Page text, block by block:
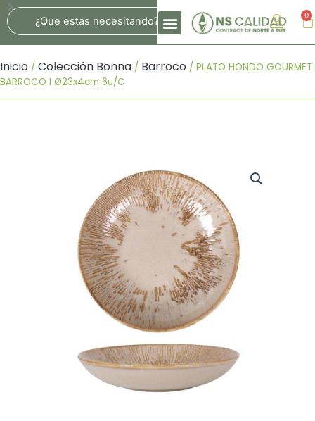
Al
Contenido
Search 0
Inicio / Colección Bonna / Barroco / PLATO HONDO GOURMET
BARROCO I Ø23x4cm 6u/c